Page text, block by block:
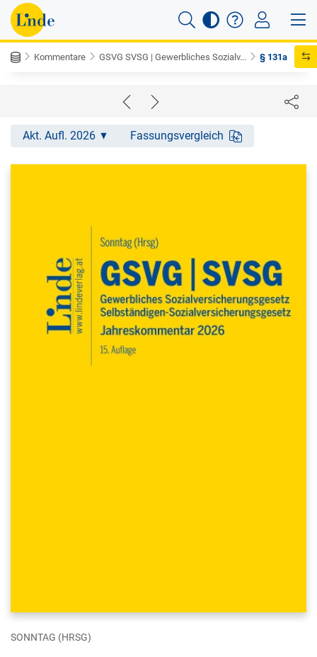
Kommentare GSVG SVSG | Gewerbliches Sozialv... § 131a
Akt. Aufl. 2026 Fassungsvergleich
SONNTAG (HRSG)